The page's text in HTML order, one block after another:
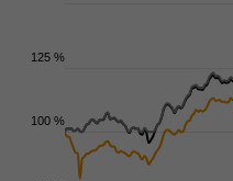
100 %
125 %